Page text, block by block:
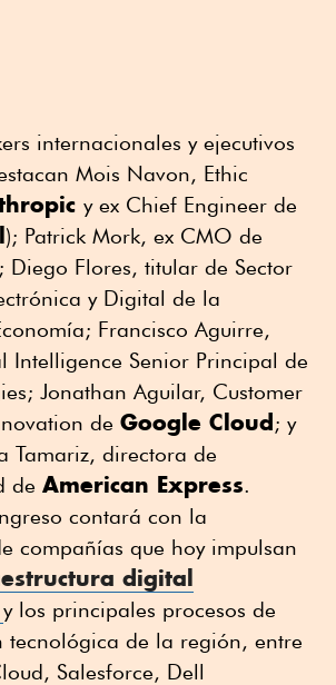
internacionales y ejecutivos
Mois Navon, Ethic
y ex Chief Engineer de
); Patrick Mork, ex CMO de
Diego Flores, titular de Sector
y Digital de la
Francisco Aguirre,
Intelligence Senior Principal de
Jonathan Aguilar, Customer
de Google Cloud; y
Tamariz, directora de
de American Express.
contará con la
compañías que hoy impulsan
digital
y los principales procesos de
tecnológica de la región, entre
Salesforce, Dell